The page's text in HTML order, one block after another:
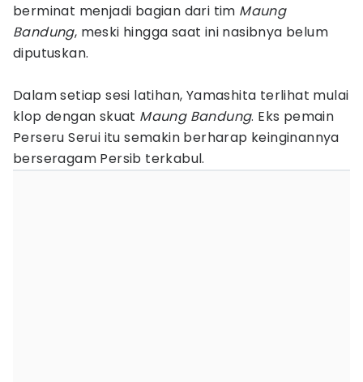
berminat menjadi bagian dari tim Maung
Bandung, meski hingga saat ini nasibnya belum
diputuskan.
Dalam setiap sesi latihan, Yamashita terlihat mulai
klop dengan skuat Maung Bandung. Eks pemain
Perseru Serui itu semakin berharap keinginannya
berseragam Persib terkabul.